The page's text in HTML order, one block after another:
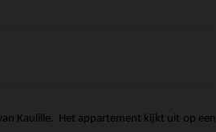
Kaulille. Het appartement kijkt uit op een